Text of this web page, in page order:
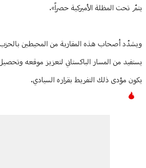
يتمّ تحت المظلة الأميركية حصراً».
ويشدّد أصحاب هذه المقاربة من المحيطين
يستفيد من المسار الباكستاني لتعزيز موقعه
يكون مؤدى ذلك التفريط بقراره السيادي.